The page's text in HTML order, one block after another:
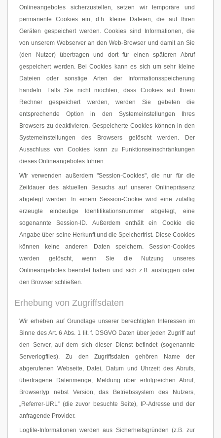
Onlineangebotes sicherzustellen, setzen wir temporäre und
permanente Cookies ein, d.h. kleine Dateien, die auf Ihren
Geräten gespeichert werden. Cookies sind Informationen, die
von unserem Webserver an den Web-Browser und damit an Sie
(den Nutzer) übertragen und dort für einen späteren Abruf
gespeichert werden. Bei Cookies kann es sich um sehr kleine
Dateien oder sonstige Arten der Informationsspeicherung
handeln. Falls Sie nicht möchten, dass Cookies auf Ihrem
Rechner gespeichert werden, werden Sie gebeten die
entsprechende Option in den Systemeinstellungen Ihres
Browsers zu deaktivieren. Gespeicherte Cookies können in den
Systemeinstellungen des Browsers gelöscht werden. Der
Ausschluss von Cookies kann zu Funktionseinschränkungen
dieses Onlineangebotes führen.
Wir verwenden außerdem "Session-Cookies", die nur für die
Zeitdauer des aktuellen Besuchs auf unserer Onlinepräsenz
abgelegt werden. In einem Session-Cookie wird eine zufällig
erzeugte eindeutige Identifikationsnummer abgelegt, eine
sogenannte Session-ID. Außerdem enthält ein Cookie die
Angabe über seine Herkunft und die Speicherfrist. Diese Cookies
können keine anderen Daten speichern. Session-Cookies
werden gelöscht, wenn Sie die Nutzung unseres
Onlineangebotes beendet haben und sich z.B. ausloggen oder
den Browser schließen.
Erhebung von Zugriffsdaten
Wir erheben auf Grundlage unserer berechtigten Interessen im
Sinne des Art. 6 Abs. 1 lit. f. DSGVO Daten über jeden Zugriff auf
den Server, auf dem sich dieser Dienst befindet (sogenannte
Serverlogfiles). Zu den Zugriffsdaten gehören Name der
abgerufenen Webseite, Datei, Datum und Uhrzeit des Abrufs,
übertragene Datenmenge, Meldung über erfolgreichen Abruf,
Browsertyp nebst Version, das Betriebssystem des Nutzers,
„Referrer-URL“ (die zuvor besuchte Seite), IP-Adresse und der
anfragende Provider.
Logfile-Informationen werden aus Sicherheitsgründen (z.B. zur